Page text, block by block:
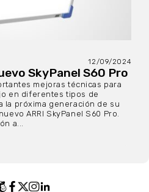
12/09/2024
SkyPanel S60 Pro
mejoras técnicas para
en diferentes tipos de
la próxima generación de su
ARRI SkyPanel S60 Pro.
a...